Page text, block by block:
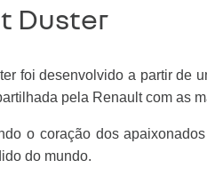
Duster
foi desenvolvido a partir de
pela Renault com as
o coração dos
do mundo.